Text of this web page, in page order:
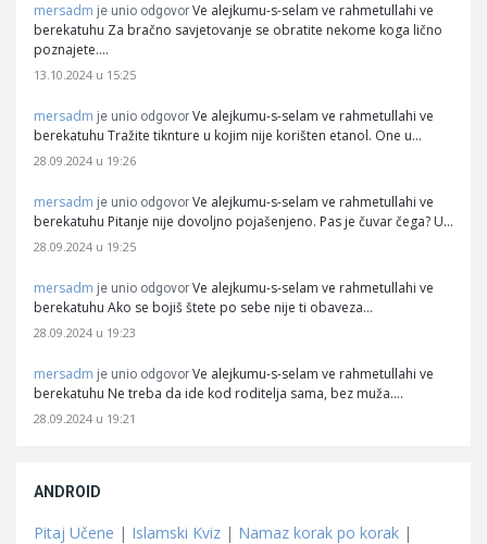
mersadm je unio odgovor Ve alejkumu-s-selam ve rahmetullahi ve
berekatuhu Za bračno savjetovanje se obratite nekome koga lično
poznajete.…
13.10.2024 u 15:25
mersadm je unio odgovor Ve alejkumu-s-selam ve rahmetullahi ve
berekatuhu Tražite tiknture u kojim nije korišten etanol. One u…
28.09.2024 u 19:26
mersadm je unio odgovor Ve alejkumu-s-selam ve rahmetullahi ve
berekatuhu Pitanje nije dovoljno pojašenjeno. Pas je čuvar čega? U…
28.09.2024 u 19:25
mersadm je unio odgovor Ve alejkumu-s-selam ve rahmetullahi ve
berekatuhu Ako se bojiš štete po sebe nije ti obaveza…
28.09.2024 u 19:23
mersadm je unio odgovor Ve alejkumu-s-selam ve rahmetullahi ve
berekatuhu Ne treba da ide kod roditelja sama, bez muža.…
28.09.2024 u 19:21
ANDROID
Pitaj Učene | Islamski Kviz | Namaz korak po korak |